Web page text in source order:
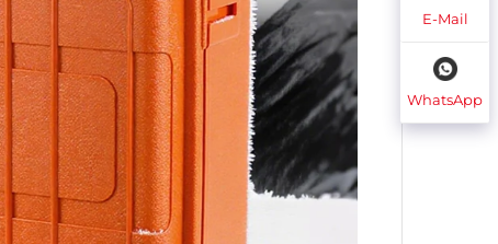
E-Mail
WhatsApp